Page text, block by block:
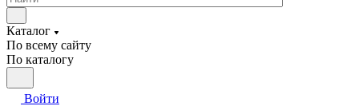
Каталог
По всему сайту
По каталогу
Войти